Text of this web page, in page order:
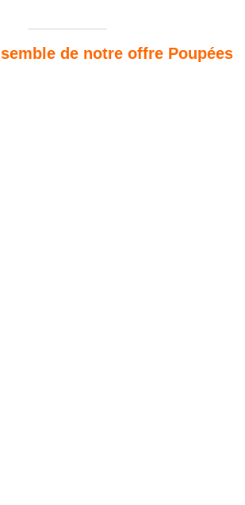
de notre offre Poupées